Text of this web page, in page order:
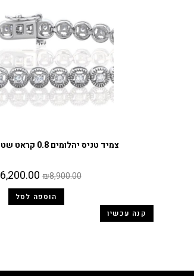
צמיד טניס יהלומים 0.8 קראט שטון צף dgb260
₪8,900.00
6,200.00
הוספה לסל
קנה עכשיו